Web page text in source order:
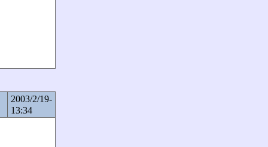
2003/2/19-
13:34